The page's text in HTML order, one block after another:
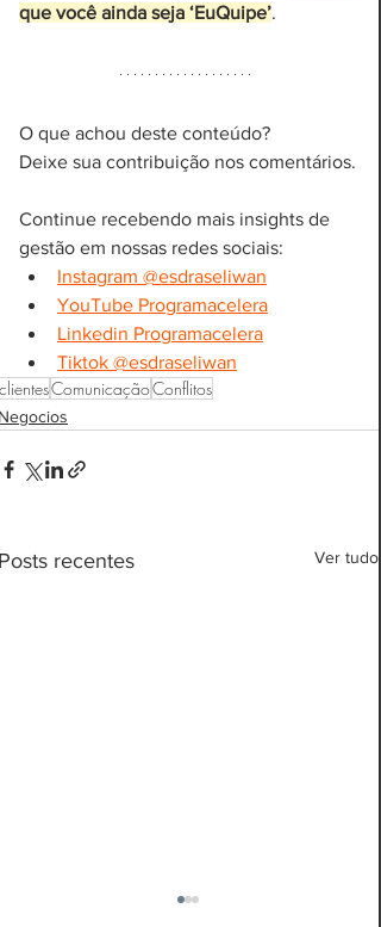
que você ainda seja ‘EuQuipe’.
O que achou deste conteúdo?
Deixe sua contribuição nos comentários.
Continue recebendo mais insights de
gestão em nossas redes sociais:
Instagram @esdraseliwan
YouTube Programacelera
Linkedin Programacelera
Tiktok @esdraseliwan
clientesComunicaçãoConflitos
recentes Ver tudo